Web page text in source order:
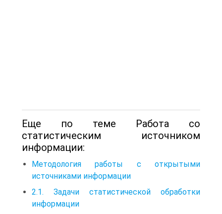
Еще по теме Работа со
статистическим источником
информации:
Методология работы с открытыми
источниками информации
2.1. Задачи статистической обработки
информации